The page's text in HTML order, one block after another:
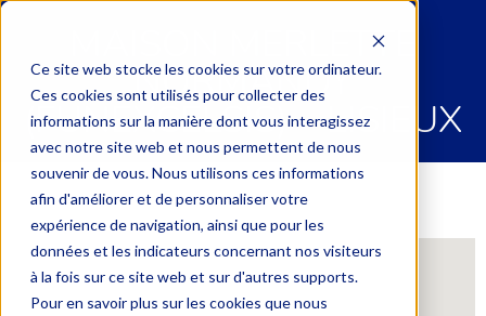
Ce site web stocke les cookies sur votre ordinateur.
Ces cookies sont utilisés pour collecter des
informations sur la manière dont vous interagissez
avec notre site web et nous permettent de nous
souvenir de vous. Nous utilisons ces informations
afin d'améliorer et de personnaliser votre
expérience de navigation, ainsi que pour les
données et les indicateurs concernant nos visiteurs
à la fois sur ce site web et sur d'autres supports.
Pour en savoir plus sur les cookies que nous
MAISON MERLETTE
NORMANDY
(FUNEXCELSIS) – LISIEUX